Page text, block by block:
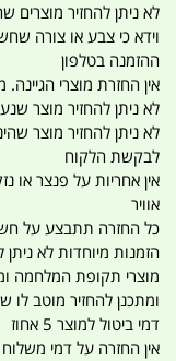
לא ניתן להחזיר מוצרים
וידא כי צבע או צורה
ההזמנה בטלפון
אין החזרת מוצרי
לא ניתן להחזיר מוצר
לא ניתן להחזיר מוצר
לבקשת הלקוח
אין אחריות על פנצר או
אוויר
כל החזרה תתבצע על
הזמנות מיוחדות לא ניתן
מוצרי תקופת המלחמה
ומתכנן להחזיר מוטב לו
דמי ביטול למוצר 5 אחוז
אין החזרה על דמי